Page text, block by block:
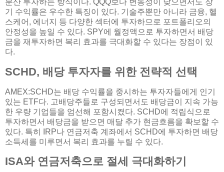
기 수익률은 우수한 특징이 있다. 기술주뿐만 아니라 금융, 헬
스케어, 에너지 등 다양한 섹터에 투자하므로 포트폴리오의
안정성을 높일 수 있다. SPY에 월정액으로 투자하면서 배당
금을 재투자하면 복리 효과를 극대화할 수 있다는 장점이 있
다.
SCHD, 배당 투자자를 위한 전략적 선택
AMEX:SCHD는 배당 수익률을 중시하는 투자자들에게 인기
있는 ETF다. 고배당주들로 구성되면서도 배당금이 지속 가능
한 우량 기업들을 엄선해 포함시켰다. SCHD에 적립식으로
투자하면서 배당금을 받으면 매달 추가 현금흐름을 확보할 수
있다. 특히 IRP나 연금저축 계좌에서 SCHD에 투자하면 배당
소득세를 미루면서 복리 효과를 누릴 수 있다.
ISA와 연금저축으로 절세 극대화하기